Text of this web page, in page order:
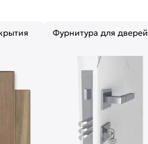
Фурнитура для дверей